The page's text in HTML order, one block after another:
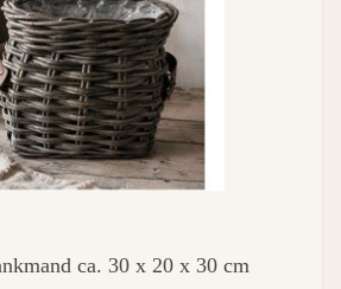
ca. 30 x 20 x 30 cm